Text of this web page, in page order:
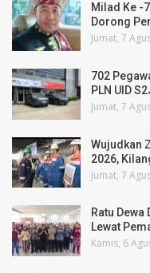
Milad Ke -
Dorong
Jumat, 7
702
PLN UID
Jumat, 7
Wujudkan
2026,
Jumat, 7
Ratu
Lewat
Kamis, 6